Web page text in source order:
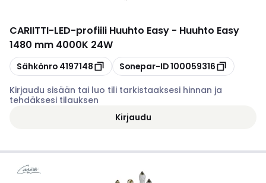
CARIITTI-LED-profiili Huuhto Easy - Huuhto Easy
1480 mm 4000K 24W
Kopioi
Sähkönro 4197148 Kopioi
Sonepar-ID100059316
Kirjaudu sisään tai luo tili tarkistaaksesi hinnan ja
tehdäksesi tilauksen
Kirjaudu